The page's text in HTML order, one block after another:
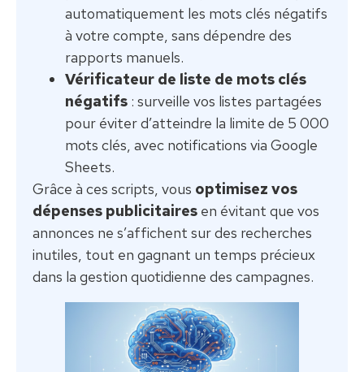
automatiquement les mots clés négatifs
à votre compte, sans dépendre des
rapports manuels.
Vérificateur de liste de mots clés
négatifs : surveille vos listes partagées
pour éviter d’atteindre la limite de 5 000
mots clés, avec notifications via Google
Sheets.
Grâce à ces scripts, vous optimisez vos
dépenses publicitaires en évitant que vos
annonces ne s’affichent sur des recherches
inutiles, tout en gagnant un temps précieux
dans la gestion quotidienne des campagnes.